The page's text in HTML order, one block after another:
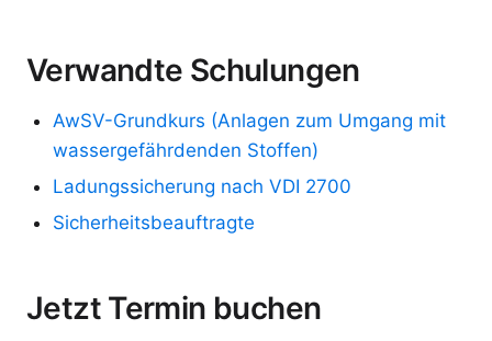
Verwandte Schulungen
AwSV-Grundkurs (Anlagen zum Umgang mit
wassergefährdenden Stoffen)
Ladungssicherung nach VDI 2700
Sicherheitsbeauftragte
Jetzt Termin buchen